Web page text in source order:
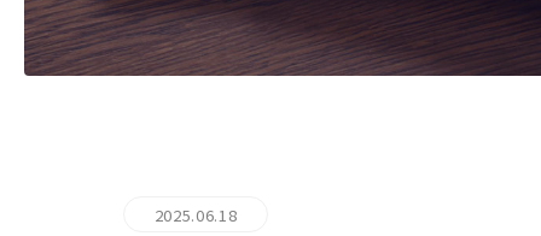
2025.06.18